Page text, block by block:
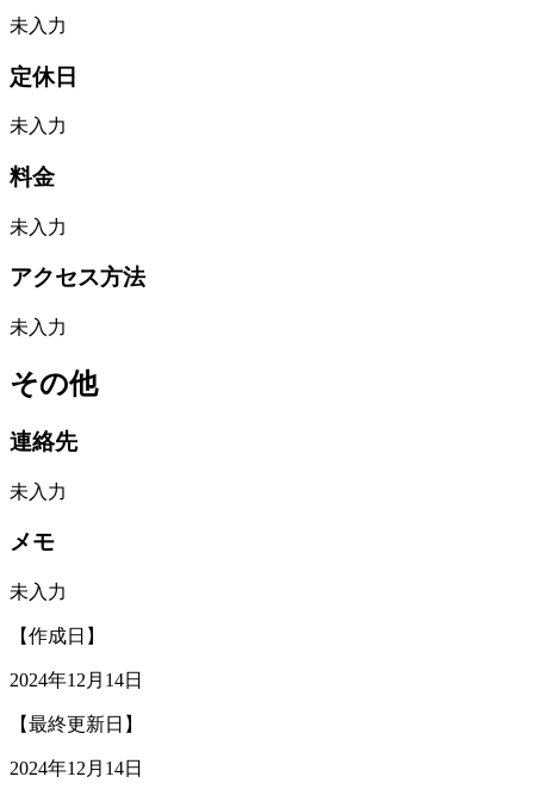
未入力
定休日
未入力
料金
未入力
アクセス方法
未入力
その他
連絡先
未入力
メモ
未入力
【作成日】
2024年12月14日
【最終更新日】
2024年12月14日